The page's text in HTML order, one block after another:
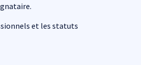
et les statuts